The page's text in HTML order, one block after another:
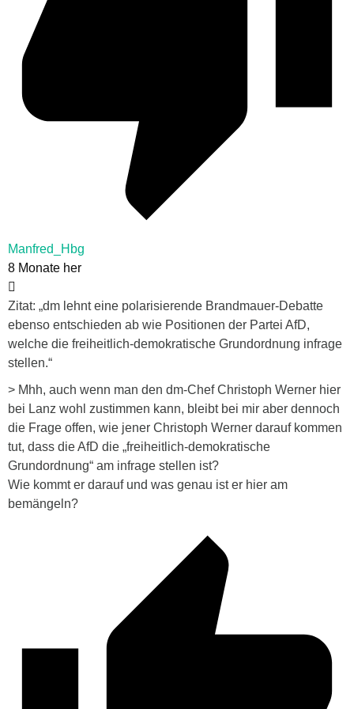
Manfred_Hbg
8 Monate her
Zitat: „dm lehnt eine polarisierende Brandmauer-Debatte
ebenso entschieden ab wie Positionen der Partei AfD,
welche die freiheitlich-demokratische Grundordnung infrage
stellen.“
> Mhh, auch wenn man den dm-Chef Christoph Werner hier
bei Lanz wohl zustimmen kann, bleibt bei mir aber dennoch
die Frage offen, wie jener Christoph Werner darauf kommen
tut, dass die AfD die „freiheitlich-demokratische
Grundordnung“ am infrage stellen ist?
Wie kommt er darauf und was genau ist er hier am
bemängeln?